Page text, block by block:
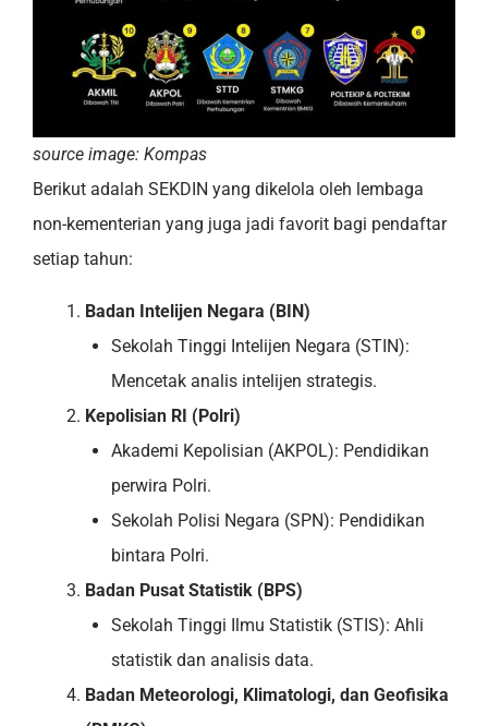
source image: Kompas
Berikut adalah SEKDIN yang dikelola oleh lembaga
non-kementerian yang juga jadi favorit bagi pendaftar
setiap tahun:
Badan Intelijen Negara (BIN)
Sekolah Tinggi Intelijen Negara (STIN):
Mencetak analis intelijen strategis.
Kepolisian RI (Polri)
Akademi Kepolisian (AKPOL): Pendidikan
perwira Polri.
Sekolah Polisi Negara (SPN): Pendidikan
bintara Polri.
Badan Pusat Statistik (BPS)
Sekolah Tinggi Ilmu Statistik (STIS): Ahli
statistik dan analisis data.
Badan Meteorologi, Klimatologi, dan Geofisika